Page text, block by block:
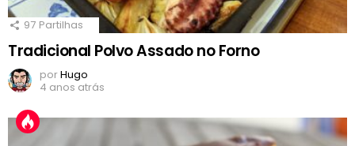
97 Partilhas
Tradicional Polvo Assado no Forno
porHugo
4 anos atrás